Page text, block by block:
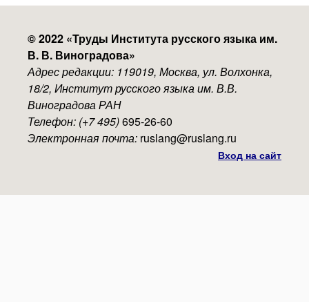
© 2022 «Труды Института русского языка им.
В. В. Виноградова»
Адрес редакции: 119019, Москва, ул. Волхонка,
18/2, Институт русского языка им. В.В.
Виноградова РАН
Телефон: (+7 495)695-26-60
Электронная почта: ruslang@ruslang.ru
Вход на сайт